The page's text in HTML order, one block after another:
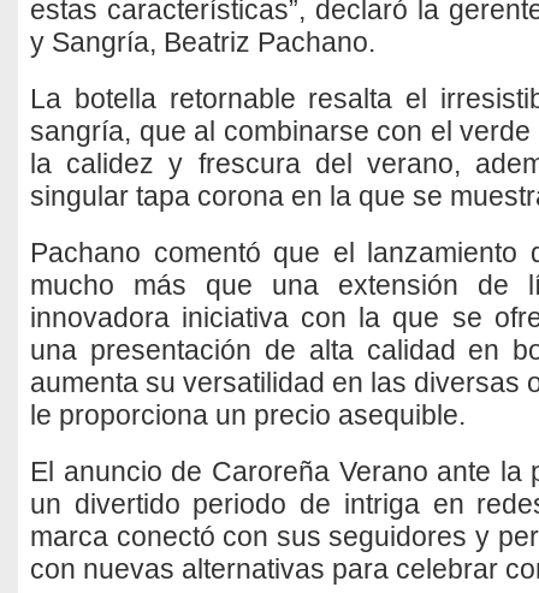
estas características”, declaró la
y Sangría, Beatriz Pachano.
La botella retornable resalta el
sangría, que al combinarse con el
la calidez y frescura del verano,
singular tapa corona en la que se
Pachano comentó que el lanzamiento
mucho más que una extensión de
innovadora iniciativa con la que se
una presentación de alta calidad en
aumenta su versatilidad en las diversas
le proporciona un precio asequible.
El anuncio de Caroreña Verano ante la
un divertido periodo de intriga en
marca conectó con sus seguidores y
con nuevas alternativas para celebrar